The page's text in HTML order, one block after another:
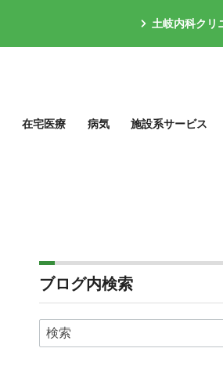
土岐内科クリ
在宅医療 病気 施設系サービス
ブログ内検索